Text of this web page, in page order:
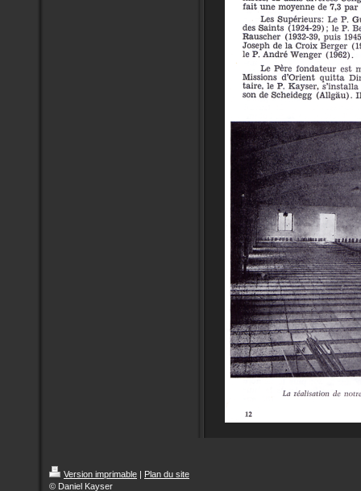
Version imprimable | Plan du site
© Daniel Kayser